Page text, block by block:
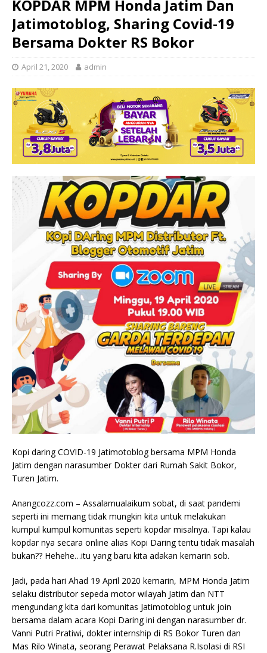
KOPDAR MPM Honda Jatim Dan
Jatimotoblog, Sharing Covid-19
Bersama Dokter RS Bokor
April 21, 2020 admin
Kopi daring COVID-19 Jatimotoblog bersama MPM Honda
Jatim dengan narasumber Dokter dari Rumah Sakit Bokor,
Turen Jatim.
Anangcozz.com – Assalamualaikum sobat, di saat pandemi
seperti ini memang tidak mungkin kita untuk melakukan
kumpul kumpul komunitas seperti kopdar misalnya. Tapi kalau
kopdar nya secara online alias Kopi Daring tentu tidak masalah
bukan?? Hehehe…itu yang baru kita adakan kemarin sob.
Jadi, pada hari Ahad 19 April 2020 kemarin, MPM Honda Jatim
selaku distributor sepeda motor wilayah Jatim dan NTT
mengundang kita dari komunitas Jatimotoblog untuk join
bersama dalam acara Kopi Daring ini dengan narasumber dr.
Vanni Putri Pratiwi, dokter internship di RS Bokor Turen dan
Mas Rilo Winata, seorang Perawat Pelaksana R.Isolasi di RSI